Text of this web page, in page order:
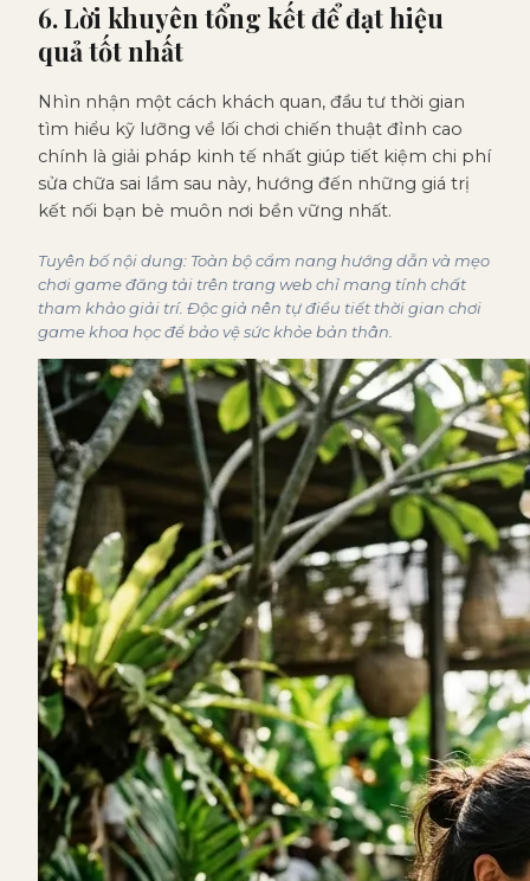
6. Lời khuyên tổng kết để đạt hiệu
quả tốt nhất
Nhìn nhận một cách khách quan, đầu tư thời gian
tìm hiểu kỹ lưỡng về lối chơi chiến thuật đỉnh cao
chính là giải pháp kinh tế nhất giúp tiết kiệm chi phí
sửa chữa sai lầm sau này, hướng đến những giá trị
kết nối bạn bè muôn nơi bền vững nhất.
Tuyên bố nội dung: Toàn bộ cẩm nang hướng dẫn và mẹo
chơi game đăng tải trên trang web chỉ mang tính chất
tham khảo giải trí. Độc giả nên tự điều tiết thời gian chơi
game khoa học để bảo vệ sức khỏe bản thân.